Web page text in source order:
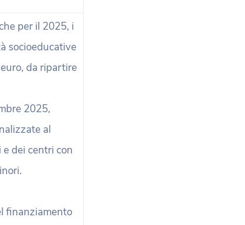
per il 2025, i
socioeducative
da ripartire
2025,
al
dei centri con
finanziamento